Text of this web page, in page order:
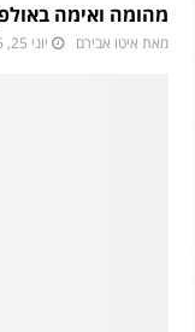
מהומה ואימה
מאת איטו אבירם יוני 25, 2026